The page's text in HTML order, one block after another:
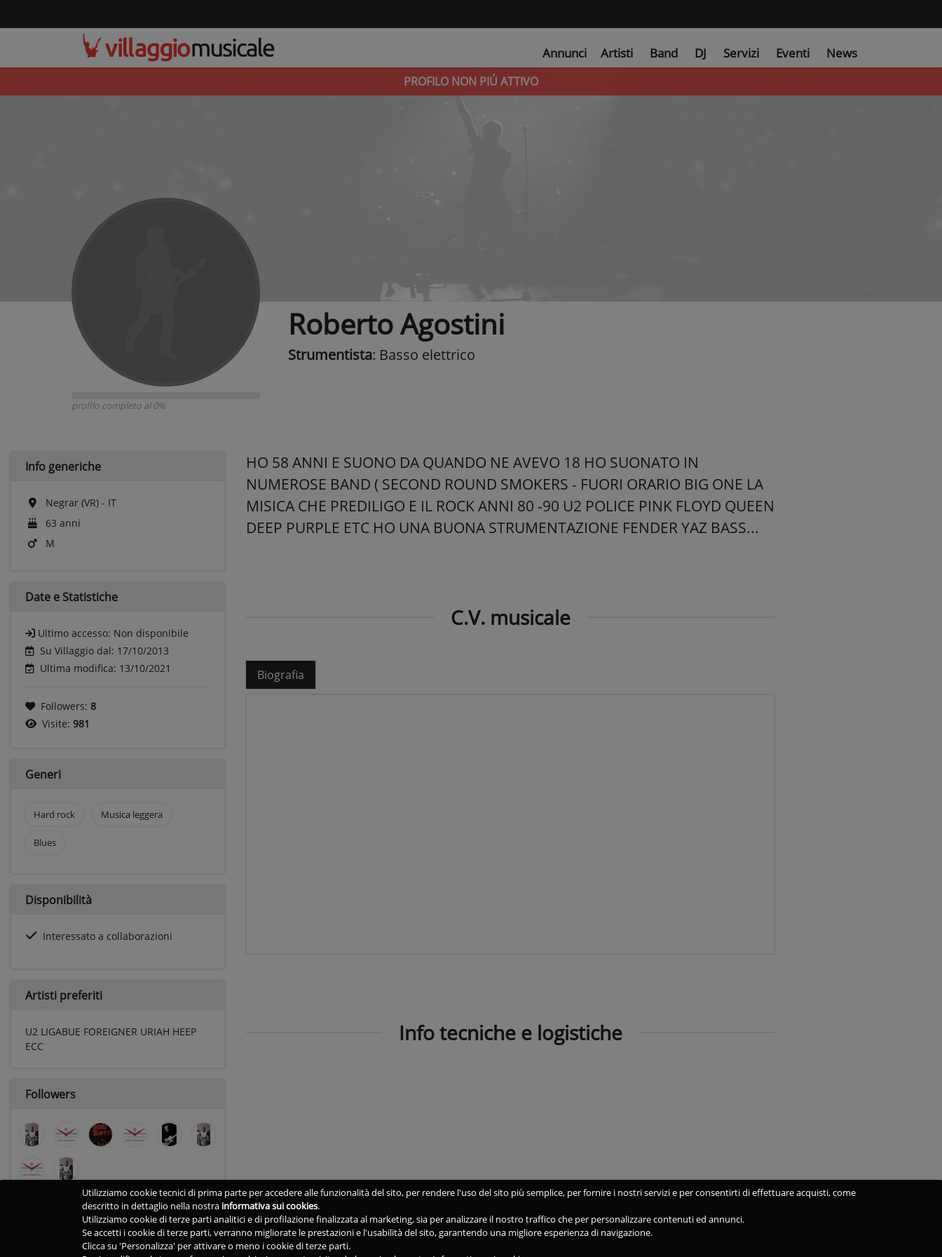
Annunci Artisti Band DJ Servizi Eventi News
PROFILO NON PIÚ ATTIVO
profilo completo al 0%
Roberto Agostini
Strumentista: Basso elettrico
Info generiche
Negrar (VR) - IT
63 anni
M
Date e Statistiche
Ultimo accesso: Non disponibile
Su Villaggio dal: 17/10/2013
Ultima modifica: 13/10/2021
Followers: 8
Visite: 981
Generi
Hard rock Musica leggera
Blues
Disponibilità
Interessato a collaborazioni
Artisti preferiti
U2 LIGABUE FOREIGNER URIAH HEEP
ECC
Followers
HO 58 ANNI E SUONO DA QUANDO NE AVEVO 18 HO SUONATO IN
NUMEROSE BAND ( SECOND ROUND SMOKERS - FUORI ORARIO BIG ONE LA
MISICA CHE PREDILIGO E IL ROCK ANNI 80 -90 U2 POLICE PINK FLOYD QUEEN
DEEP PURPLE ETC HO UNA BUONA STRUMENTAZIONE FENDER YAZ BASS...
C.V. musicale
Biografia
Info tecniche e logistiche
Utilizziamo cookie tecnici di prima parte per accedere alle funzionalità del sito, per rendere l'uso del sito più semplice, per fornire i nostri servizi e per consentirti di effettuare acquisti, come
descritto in dettaglio nella nostra informativa sui cookies.
Utilizziamo cookie di terze parti analitici e di profilazione finalizzata al marketing, sia per analizzare il nostro traffico che per personalizzare contenuti ed annunci.
Se accetti i cookie di terze parti, verranno migliorate le prestazioni e l'usabilità del sito, garantendo una migliore esperienza di navigazione.
Clicca su 'Personalizza' per attivare o meno i cookie di terze parti.